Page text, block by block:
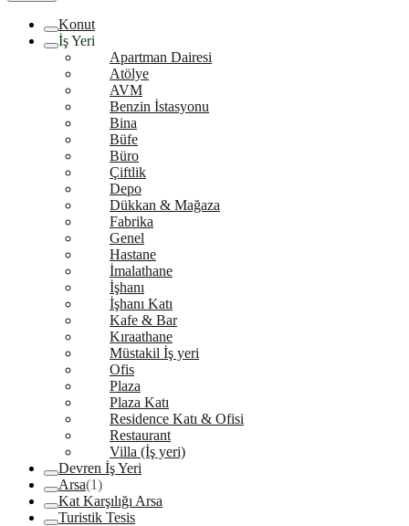
Konut
İş Yeri
Apartman Dairesi
Atölye
AVM
Benzin İstasyonu
Bina
Büfe
Büro
Çiftlik
Depo
Dükkan & Mağaza
Fabrika
Genel
Hastane
İmalathane
İşhanı
İşhanı Katı
Kafe & Bar
Kıraathane
Müstakil İş yeri
Ofis
Plaza
Plaza Katı
Residence Katı & Ofisi
Restaurant
Villa (İş yeri)
Devren İş Yeri
Arsa(1)
Kat Karşılığı Arsa
Turistik Tesis